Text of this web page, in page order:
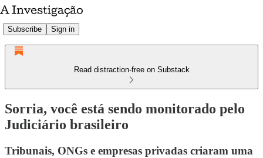
Subscribe Sign in
Read distraction-free on Substack
Sorria, você está sendo monitorado pelo
Judiciário brasileiro
Tribunais, ONGs e empresas privadas criaram uma